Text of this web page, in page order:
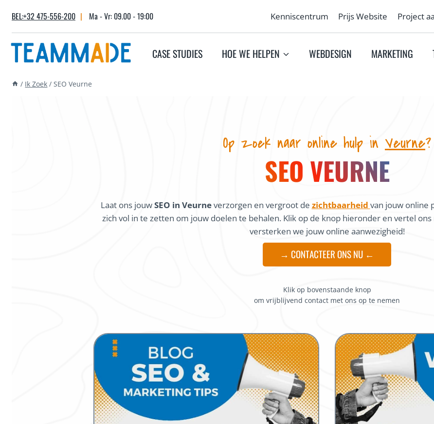
content
BEL:+32 475-556-200 | Ma - Vr: 09.00 - 19:00 Kenniscentrum Prijs Website Project
CASE STUDIES HOE WE HELPEN WEBDESIGN MARKETING
/ Ik Zoek / SEO Veurne
Op zoek naar online hulp in Veurne?
SEO VEURNE
Laat ons jouwSEO in Veurneverzorgen en vergroot de zichtbaarheid van jouw online
zich vol in te zetten om jouw doelen te behalen. Klik op de knop hieronder en vertel
versterken we jouw online aanwezigheid!
→ CONTACTEER ONS NU ←
Klik op bovenstaande knop
om vrijblijvend contact met ons op te nemen